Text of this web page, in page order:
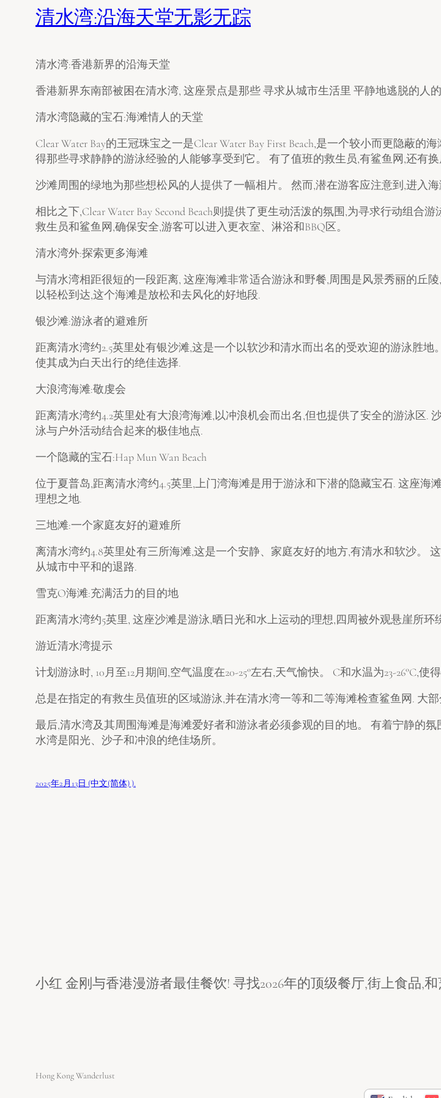
清水湾:沿海天堂无影无踪
清水湾:香港新界的沿海天堂
香港新界东南部被困在清水湾, 这座景点是那些 寻求从城市生活里 平静地逃脱的人
清水湾隐藏的宝石:海滩情人的天堂
Clear Water Bay的王冠珠宝之一是Clear Water Bay First Beach,是一个较小而更隐蔽
得那些寻求静静的游泳经验的人能够享受到它。 有了值班的救生员,有鲨鱼网,还有
沙滩周围的绿地为那些想松风的人提供了一幅相片。 然而,潜在游客应注意到,进入
相比之下,Clear Water Bay Second Beach则提供了更生动活泼的氛围,为寻求行动组
救生员和鲨鱼网,确保安全,游客可以进入更衣室、淋浴和BBQ区。
清水湾外:探索更多海滩
与清水湾相距很短的一段距离, 这座海滩非常适合游泳和野餐,周围是风景秀丽的丘
以轻松到达,这个海滩是放松和去风化的好地段.
银沙滩:游泳者的避难所
距离清水湾约2.5英里处有银沙滩,这是一个以软沙和清水而出名的受欢迎的游泳胜
使其成为白天出行的绝佳选择.
大浪湾海滩:敬虔会
距离清水湾约4.2英里处有大浪湾海滩,以冲浪机会而出名,但也提供了安全的游泳区
泳与户外活动结合起来的极佳地点.
一个隐藏的宝石:Hap Mun Wan Beach
位于夏普岛,距离清水湾约4.5英里,上门湾海滩是用于游泳和下潜的隐藏宝石. 这座
理想之地.
三地滩:一个家庭友好的避难所
离清水湾约4.8英里处有三所海滩,这是一个安静、家庭友好的地方,有清水和软沙。
从城市中平和的退路.
雪克O海滩:充满活力的目的地
距离清水湾约5英里, 这座沙滩是游泳,晒日光和水上运动的理想,四周被外观悬崖所
游近清水湾提示
计划游泳时, 10月至12月期间,空气温度在20-25°左右,天气愉快。 C和水温为23-26°C,使
总是在指定的有救生员值班的区域游泳,并在清水湾一等和二等海滩检查鲨鱼网. 大
最后,清水湾及其周围海滩是海滩爱好者和游泳者必须参观的目的地。 有着宁静的
水湾是阳光、沙子和冲浪的绝佳场所。
2025年2月13日 (中文(简体) ).
小红 金刚与香港漫游者最佳餐饮! 寻找2026年的顶级餐厅,街上食品,
Hong Kong Wanderlust